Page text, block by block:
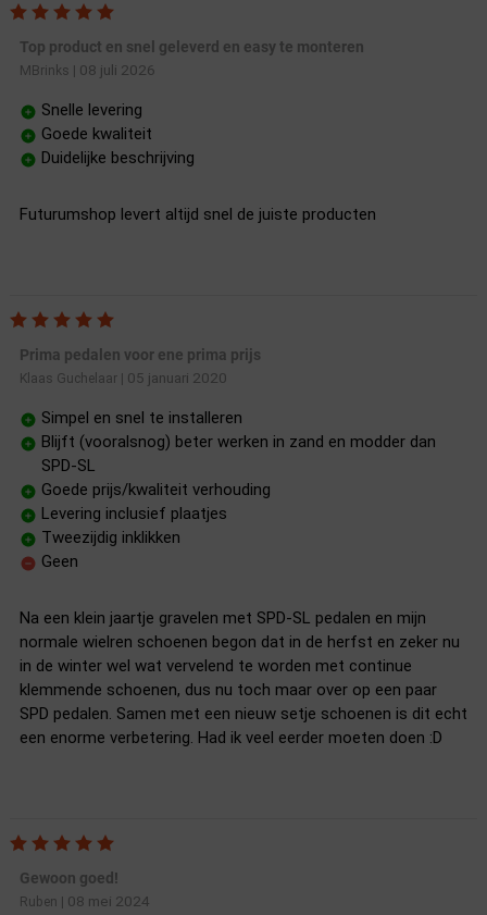
Top product en snel geleverd en easy te monteren
MBrinks | 08 juli 2026
Snelle levering
Goede kwaliteit
Duidelijke beschrijving
Futurumshop levert altijd snel de juiste producten
Prima pedalen voor ene prima prijs
Klaas Guchelaar| 05 januari 2020
Simpel en snel te installeren
Blijft (vooralsnog) beter werken in zand en modder dan
SPD-SL
Goede prijs/kwaliteit verhouding
Levering inclusief plaatjes
Tweezijdig inklikken
Geen
Na een klein jaartje gravelen met SPD-SL pedalen en mijn
normale wielren schoenen begon dat in de herfst en zeker nu
in de winter wel wat vervelend te worden met continue
klemmende schoenen, dus nu toch maar over op een paar
SPD pedalen. Samen met een nieuw setje schoenen is dit echt
een enorme verbetering. Had ik veel eerder moeten doen :D
Gewoon goed!
Ruben | 08 mei 2024